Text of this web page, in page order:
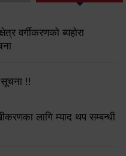
वर्गीकरणको ब्यहोरा
सूचना !!
लागि म्याद थप सम्बन्धी